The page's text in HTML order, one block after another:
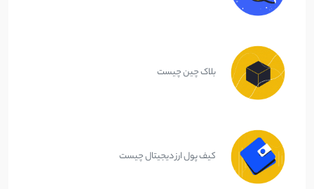
بلاک چین چیست
کیف پول ارز دیجیتال چیست